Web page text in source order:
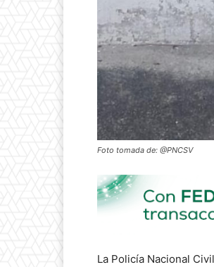
Foto tomada de: @PNCSV
La Policía Nacional